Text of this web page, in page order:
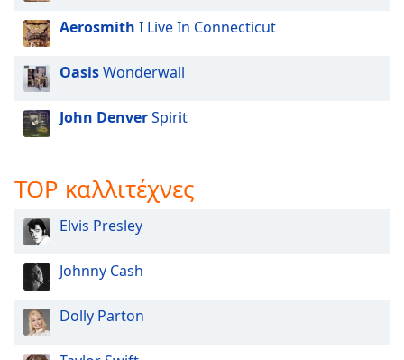
Aerosmith I Live In Connecticut
OasisWonderwall
John DenverSpirit
TOP καλλιτέχνες
Elvis Presley
Johnny Cash
Dolly Parton